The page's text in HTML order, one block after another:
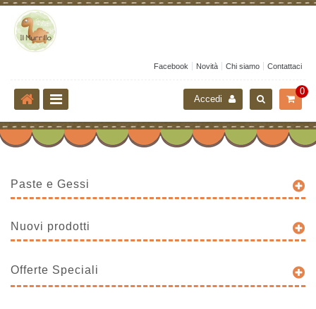
Facebook Novità Chi siamo Contattaci
0
Accedi
Paste e Gessi
Nuovi prodotti
Offerte Speciali